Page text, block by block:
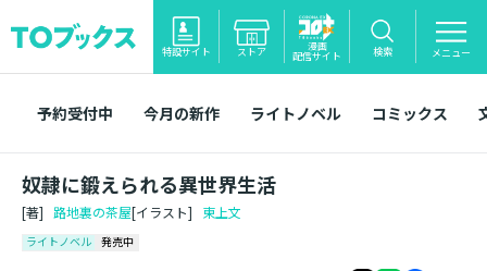
特設サイト ストア 漫画
配信サイト 検索 メニュー
予約受付中 今月の新作 ライトノベル コミックス
奴隷に鍛えられる異世界生活
[著] 路地裏の茶屋[イラスト] 東上文
ライトノベル 発売中